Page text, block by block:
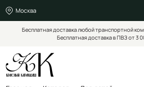
Москва
Бесплатная доставка любой транспортной
Бесплатная доставка в ПВЗ от 3